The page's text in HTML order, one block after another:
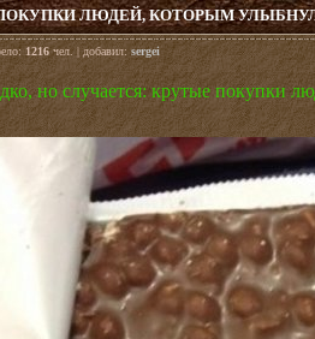
ЛЮДЕЙ, КОТОРЫМ
1216чел. | добавил: sergei
но случается: крутые покупки